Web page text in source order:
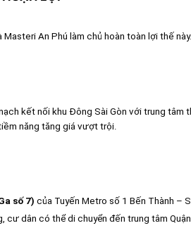
An Phú làm chủ hoàn toàn lợi thế này.
kết nối khu Đông Sài Gòn với trung tâm
năng tăng giá vượt trội.
số 7) của Tuyến Metro số 1 Bến Thành –
cư dân có thể di chuyển đến trung tâm